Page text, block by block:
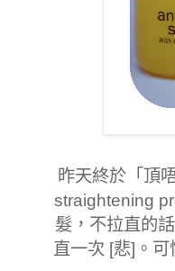
昨天終於「頂
straightening
髮，不拉直的
直一次 [悲]。